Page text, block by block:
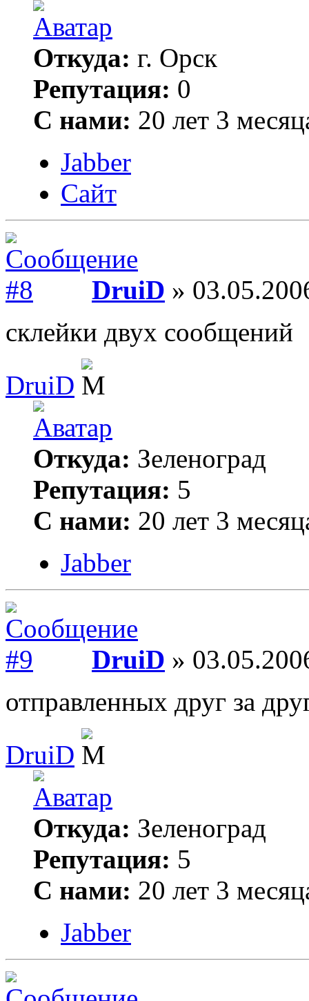
Откуда: г. Орск
Репутация: 0
С нами: 20 лет 3
Jabber
Сайт
DruiD »
склейки двух сообщений
DruiD
Откуда: Зеленоград
Репутация: 5
С нами: 20 лет 3
Jabber
DruiD »
отправленных друг за
DruiD
Откуда: Зеленоград
Репутация: 5
С нами: 20 лет 3
Jabber